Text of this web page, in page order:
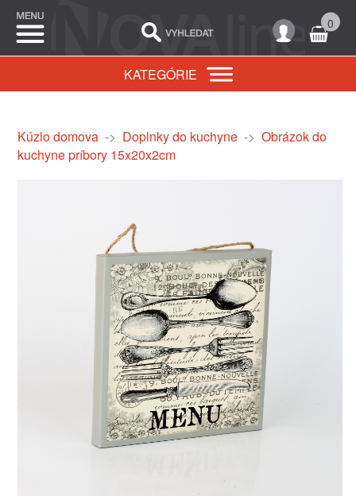
0
KATEGÓRIE
Kúzlo domova-> Doplnky do kuchyne-> Obrázok do
kuchyne príbory 15x20x2cm